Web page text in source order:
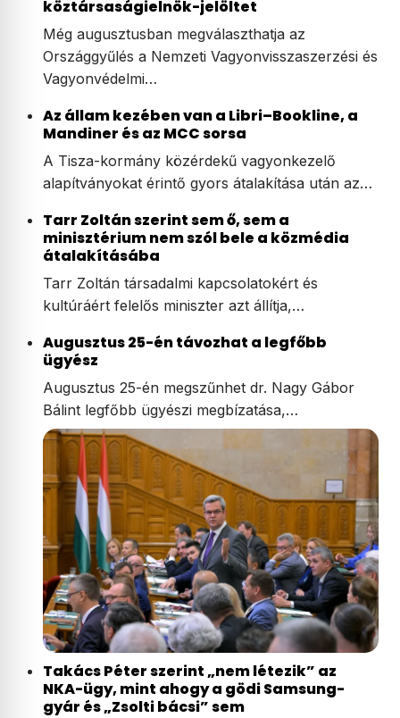
köztársaságielnök-jelöltet
Még augusztusban megválaszthatja az
Országgyűlés a Nemzeti Vagyonvisszaszerzési és
Vagyonvédelmi…
Az állam kezében van a Libri–Bookline, a
Mandiner és az MCC sorsa
A Tisza-kormány közérdekű vagyonkezelő
alapítványokat érintő gyors átalakítása után az…
Tarr Zoltán szerint sem ő, sem a
minisztérium nem szól bele a közmédia
átalakításába
Tarr Zoltán társadalmi kapcsolatokért és
kultúráért felelős miniszter azt állítja,…
Augusztus 25-én távozhat a legfőbb
ügyész
Augusztus 25-én megszűnhet dr. Nagy Gábor
Bálint legfőbb ügyészi megbízatása,…
Takács Péter szerint „nem létezik” az
NKA-ügy, mint ahogy a gödi Samsung-
gyár és „Zsolti bácsi” sem